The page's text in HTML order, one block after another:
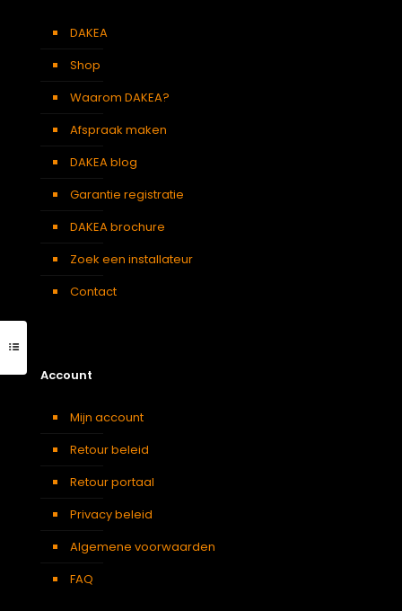
DAKEA
Shop
Waarom DAKEA?
Afspraak maken
DAKEA blog
Garantie registratie
DAKEA brochure
Zoek een installateur
Contact
Account
Mijn account
Retour beleid
Retour portaal
Privacy beleid
Algemene voorwaarden
FAQ